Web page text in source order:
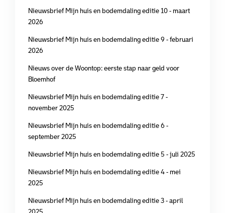
Nieuwsbrief Mijn huis en bodemdaling editie 10 - maart
2026
Nieuwsbrief Mijn huis en bodemdaling editie 9 - februari
2026
Nieuws over de Woontop: eerste stap naar geld voor
Bloemhof
Nieuwsbrief Mijn huis en bodemdaling editie 7 -
november 2025
Nieuwsbrief Mijn huis en bodemdaling editie 6 -
september 2025
Nieuwsbrief Mijn huis en bodemdaling editie 5 - juli 2025
Nieuwsbrief Mijn huis en bodemdaling editie 4 - mei
2025
Nieuwsbrief Mijn huis en bodemdaling editie 3 - april